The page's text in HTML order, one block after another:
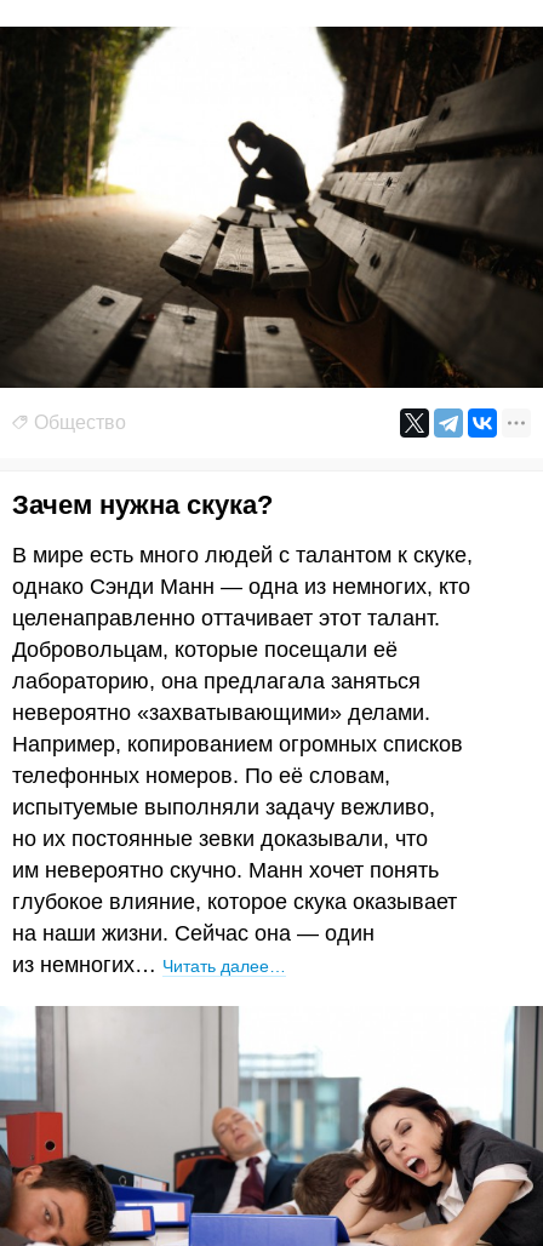
Общество
Зачем нужна скука?
В мире есть много людей с талантом к скуке,
однако Сэнди Манн — одна из немногих, кто
целенаправленно оттачивает этот талант.
Добровольцам, которые посещали её
лабораторию, она предлагала заняться
невероятно «захватывающими» делами.
Например, копированием огромных списков
телефонных номеров. По её словам,
испытуемые выполняли задачу вежливо,
но их постоянные зевки доказывали, что
им невероятно скучно. Манн хочет понять
глубокое влияние, которое скука оказывает
на наши жизни. Сейчас она — один
из немногих… Читать далее…